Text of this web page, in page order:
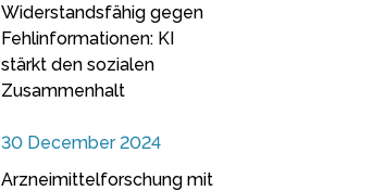
Widerstandsfähig gegen
Fehlinformationen: KI
stärkt den sozialen
Zusammenhalt
30 December 2024
Arzneimittelforschung mit